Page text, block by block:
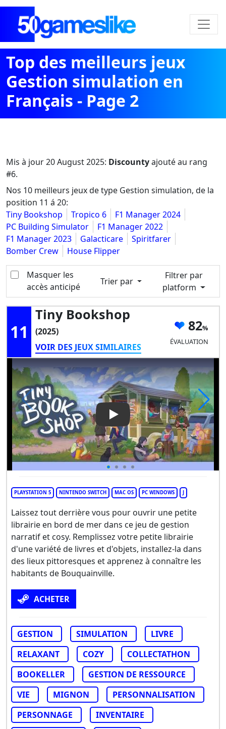
Top des meilleurs jeux
Gestion simulation en
Français - Page 2
Mis à jour20 August 2025: Discountyajouté au rang
#6.
Nos 10 meilleurs jeux de type Gestion simulation, de la
position 11 á 20:
Tiny Bookshop
Tropico 6
F1 Manager 2024
PC Building Simulator
F1 Manager 2022
F1 Manager 2023
Galacticare
Spiritfarer
Bomber Crew
House Flipper
Masquer les
accès anticipé
Trier par
Filtrer par
platform
11
Tiny Bookshop
(2025)
VOIR DES JEUX SIMILAIRES
82
ÉVALUATION
Play Video: Tiny Bookshop
PLAYSTATION 5 NINTENDO SWITCH MAC OS PC WINDOWS
Laissez tout derrière vous pour ouvrir une petite
librairie en bord de mer dans ce jeu de gestion
narratif et cosy. Remplissez votre petite librairie
d'une variété de livres et d'objets, installez-la dans
des lieux pittoresques et apprenez à connaître les
habitants de Bouquainville.
ACHETER
GESTION SIMULATION
LIVRE
RELAXANT
COZY
COLLECTATHON
BOOKELLER
GESTION DE RESSOURCE
VIE
MIGNON
PERSONNALISATION
PERSONNAGE
INVENTAIRE